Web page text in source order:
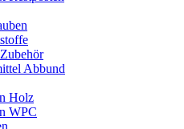
Abbund
Holz
WPC